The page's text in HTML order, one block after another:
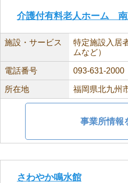
介護付有料老人ホーム
施設・サービス
特定施設入居
ムなど）
電話番号 093-631-2000
所在地 福岡県北九州
事業所情報
さわやか鳴水館